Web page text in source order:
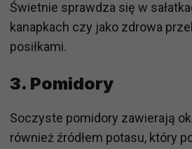
Świetnie sprawdza się w
kanapkach czy jako zdrowa
posiłkami.
3. Pomidory
Soczyste pomidory zawierają
również źródłem potasu, który